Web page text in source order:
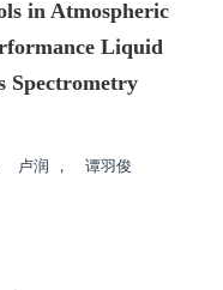
in Atmospheric
Liquid
Spectrometry
卢润 ，
谭羽俊